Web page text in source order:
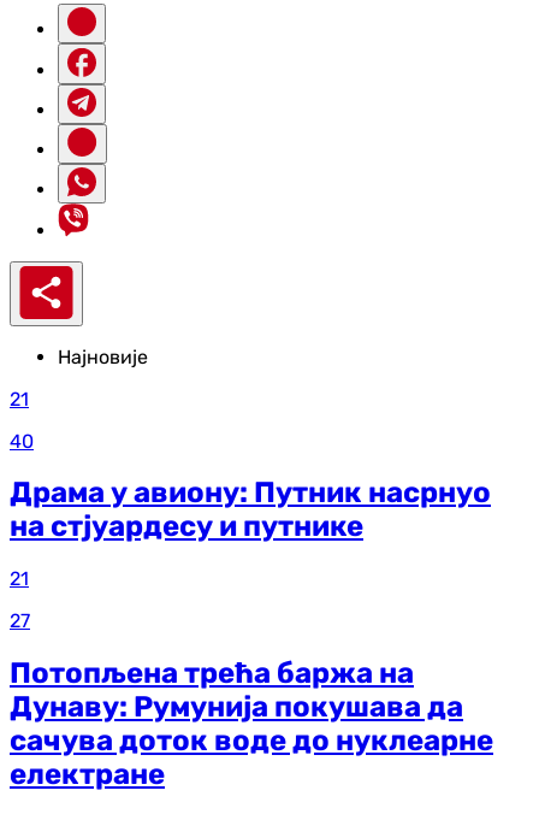
Најновије
21
40
Драма у авиону: Путник насрнуо
на стјуардесу и путнике
21
27
Потопљена трећа баржа на
Дунаву: Румунија покушава да
сачува доток воде до нуклеарне
електране